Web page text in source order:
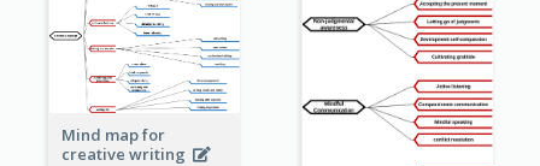
Mind map for
creative writing